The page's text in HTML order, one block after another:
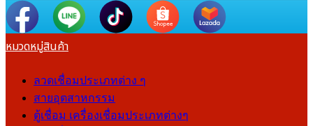
หมวดหมู่สินค้า
ลวดเชื่อมประเภทต่าง ๆ
สายอุตสาหกรรม
ตู้เชื่อม เครื่องเชื่อมประเภทต่างๆ